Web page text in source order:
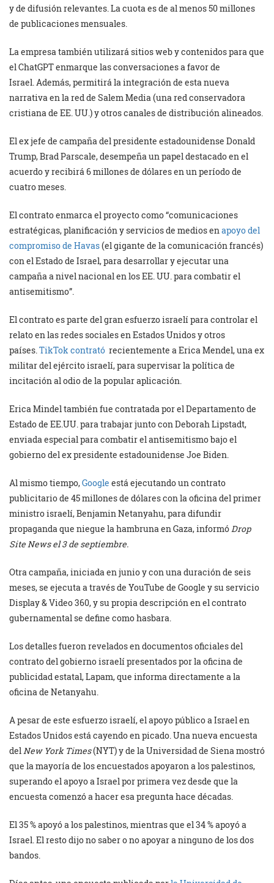
y de difusión relevantes. La cuota es de al menos 50 millones
de publicaciones mensuales.
La empresa también utilizará sitios web y contenidos para que
el ChatGPT enmarque las conversaciones a favor de
Israel. Además, permitirá la integración de esta nueva
narrativa en la red de Salem Media (una red conservadora
cristiana de EE. UU.) y otros canales de distribución alineados.
El ex jefe de campaña del presidente estadounidense Donald
Trump, Brad Parscale, desempeña un papel destacado en el
acuerdo y recibirá 6 millones de dólares en un período de
cuatro meses.
El contrato enmarca el proyecto como “comunicaciones
estratégicas, planificación y servicios de medios enapoyo del
compromiso de Havas(el gigante de la comunicación francés)
con el Estado de Israel, para desarrollar y ejecutar una
campaña a nivel nacional en los EE. UU. para combatir el
antisemitismo”.
El contrato es parte del gran esfuerzo israelí para controlar el
relato en las redes sociales en Estados Unidos y otros
países.TikTok contrató recientemente a Erica Mendel, una ex
militar del ejército israelí, para supervisar la política de
incitación al odio de la popular aplicación.
Erica Mindel también fue contratada por el Departamento de
Estado de EE.UU. para trabajar junto con Deborah Lipstadt,
enviada especial para combatir el antisemitismo bajo el
gobierno del ex presidente estadounidense Joe Biden.
Al mismo tiempo,Google está ejecutando un contrato
publicitario de 45 millones de dólares con la oficina del primer
ministro israelí, Benjamin Netanyahu, para difundir
propaganda que niegue la hambruna en Gaza, informóDrop
Site News el 3 de septiembre.
Otra campaña, iniciada en junio y con una duración de seis
meses, se ejecuta a través de YouTube de Google y su servicio
Display & Video 360, y su propia descripción en el contrato
gubernamental se define como hasbara.
Los detalles fueron revelados en documentos oficiales del
contrato del gobierno israelí presentados por la oficina de
publicidad estatal, Lapam, que informa directamente a la
oficina de Netanyahu.
A pesar de este esfuerzo israelí, el apoyo público a Israel en
Estados Unidos está cayendo en picado. Una nueva encuesta
delNew York Times(NYT) y de la Universidad de Siena mostró
que la mayoría de los encuestados apoyaron a los palestinos,
superando el apoyo a Israel por primera vez desde que la
encuesta comenzó a hacer esa pregunta hace décadas.
El 35 % apoyó a los palestinos, mientras que el 34 % apoyó a
Israel. El resto dijo no saber o no apoyar a ninguno de los dos
bandos.